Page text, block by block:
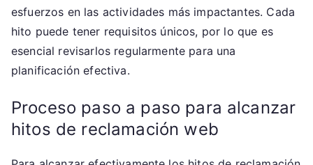
esfuerzos en las actividades más impactantes. Cada
hito puede tener requisitos únicos, por lo que es
esencial revisarlos regularmente para una
planificación efectiva.
Proceso paso a paso para alcanzar
hitos de reclamación web